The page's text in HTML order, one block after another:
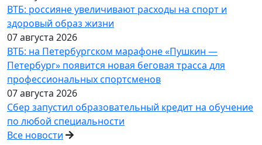
ВТБ: россияне увеличивают расходы на спорт и
здоровый образ жизни
07 августа 2026
ВТБ: на Петербургском марафоне «Пушкин —
Петербург» появится новая беговая трасса для
профессиональных спортсменов
07 августа 2026
Сбер запустил образовательный кредит на обучение
по любой специальности
Все новости